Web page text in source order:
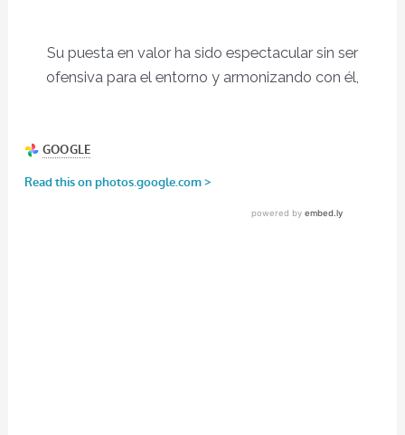
Su puesta en valor ha sido espectacular sin ser
ofensiva para el entorno y armonizando con él,